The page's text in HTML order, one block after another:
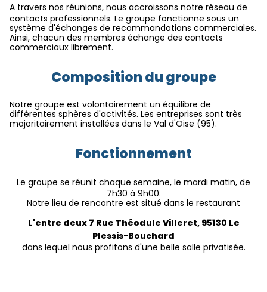
A travers nos réunions, nous accroissons notre réseau de
contacts professionnels. Le groupe fonctionne sous un
système d'échanges de recommandations commerciales.
Ainsi, chacun des membres échange des contacts
commerciaux librement.
Composition du groupe
Notre groupe est volontairement un équilibre de
différentes sphères d'activités. Les entreprises sont très
majoritairement installées dans le Val d'Oise (95).
Fonctionnement
Le groupe se réunit chaque semaine, le mardi matin, de
7h30 à 9h00.
Notre lieu de rencontre est situé dans le restaurant
L'entre deux 7 Rue Théodule Villeret, 95130 Le
Plessis-Bouchard
​dans lequel nous profitons d'une belle salle privatisée.